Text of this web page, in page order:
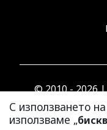
С използването
използваме „
© 2010 - 2026